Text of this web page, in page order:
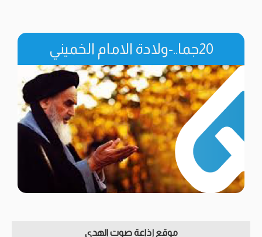
20جما..-ولادة الامام الخميني
موقع إذاعة صوت الهدى